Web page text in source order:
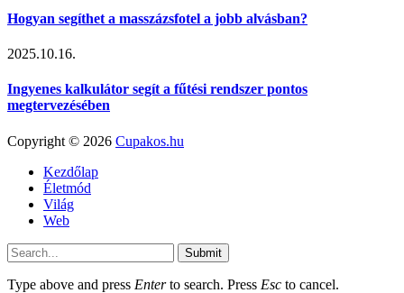
Hogyan segíthet a masszázsfotel a jobb alvásban?
2025.10.16.
Ingyenes kalkulátor segít a fűtési rendszer pontos
megtervezésében
Copyright © 2026 Cupakos.hu
Kezdőlap
Életmód
Világ
Web
Submit
Type above and press Enterto search. Press Esc to cancel.